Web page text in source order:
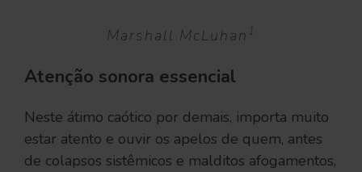
Marshall McLuhan 1
Atenção sonora essencial
Neste átimo caótico por demais, importa muito
estar atento e ouvir os apelos de quem, antes
de colapsos sistêmicos e malditos afogamentos,